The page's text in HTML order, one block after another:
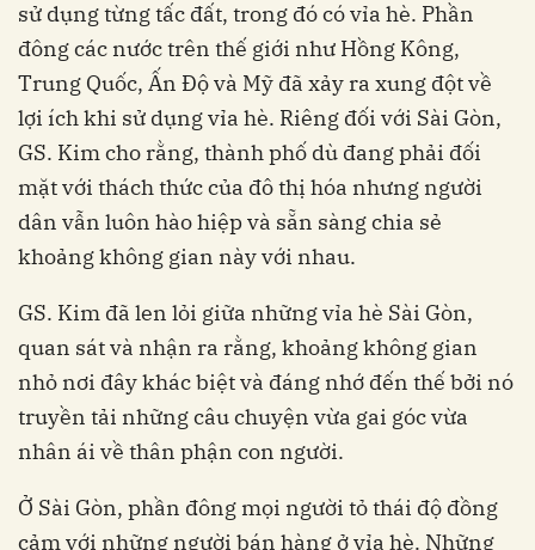
sử dụng từng tấc đất, trong đó có vỉa hè. Phần
đông các nước trên thế giới như Hồng Kông,
Trung Quốc, Ấn Độ và Mỹ đã xảy ra xung đột về
lợi ích khi sử dụng vỉa hè. Riêng đối với Sài Gòn,
GS. Kim cho rằng, thành phố dù đang phải đối
mặt với thách thức của đô thị hóa nhưng người
dân vẫn luôn hào hiệp và sẵn sàng chia sẻ
khoảng không gian này với nhau.
GS. Kim đã len lỏi giữa những vỉa hè Sài Gòn,
quan sát và nhận ra rằng, khoảng không gian
nhỏ nơi đây khác biệt và đáng nhớ đến thế bởi nó
truyền tải những câu chuyện vừa gai góc vừa
nhân ái về thân phận con người.
Ở Sài Gòn, phần đông mọi người tỏ thái độ đồng
cảm với những người bán hàng ở vỉa hè. Những